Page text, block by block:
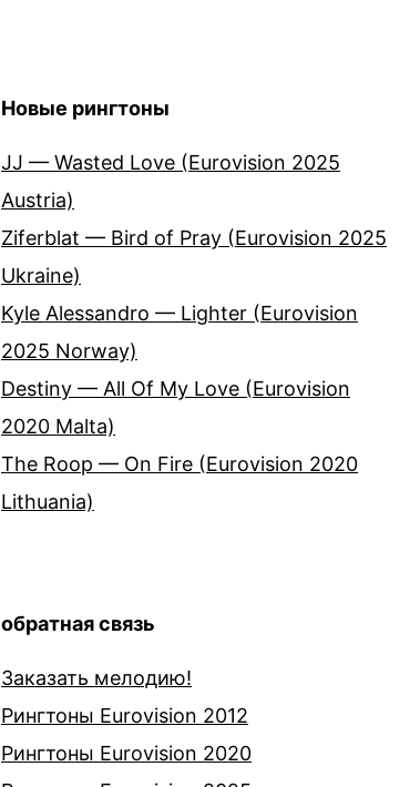
Новые рингтоны
JJ — Wasted Love (Eurovision 2025
Austria)
Ziferblat — Bird of Pray (Eurovision 2025
Ukraine)
Kyle Alessandro — Lighter (Eurovision
2025 Norway)
Destiny — All Of My Love (Eurovision
2020 Malta)
The Roop — On Fire (Eurovision 2020
Lithuania)
обратная связь
Заказать мелодию!
Рингтоны Eurovision 2012
Рингтоны Eurovision 2020